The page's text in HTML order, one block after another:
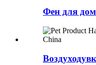
Фен для